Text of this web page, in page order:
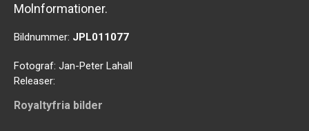
Molnformationer.
Bildnummer: JPL011077
Fotograf: Jan-Peter Lahall
Releaser:
Royaltyfria bilder